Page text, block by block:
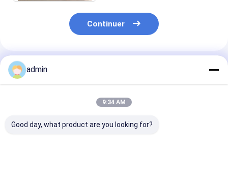
Continuer
Produits Recommandés
admin
9:34 AM
Good day, what product are you looking for?